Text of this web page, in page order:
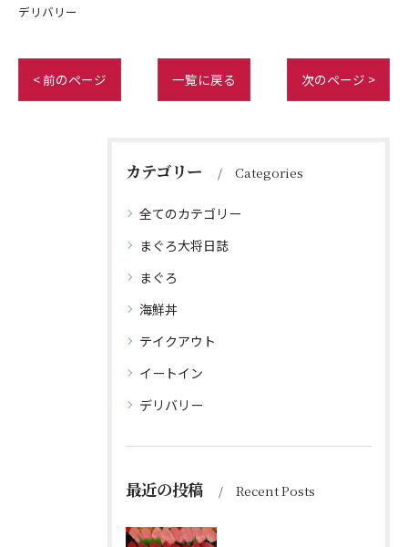
デリバリー
< 前のページ 一覧に戻る 次のページ >
カテゴリー Categories
全てのカテゴリー
まぐろ大将日誌
まぐろ
海鮮丼
テイクアウト
イートイン
デリバリー
最近の投稿 Recent Posts